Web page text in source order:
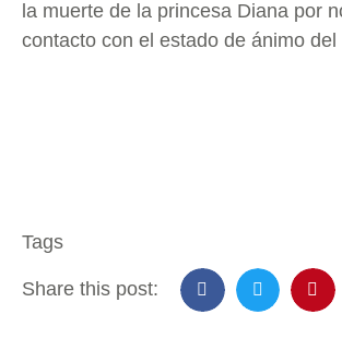
la muerte de la princesa Diana por
contacto con el estado de ánimo del
Tags
Share this post: